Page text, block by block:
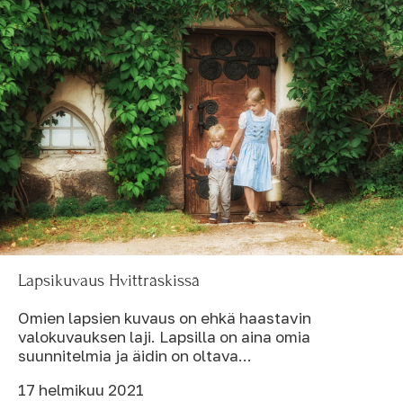
Lapsikuvaus Hvitträskissä
Omien lapsien kuvaus on ehkä haastavin
valokuvauksen laji. Lapsilla on aina omia
suunnitelmia ja äidin on oltava...
17 helmikuu 2021